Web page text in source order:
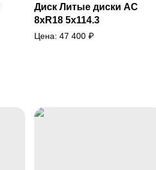
Диск Литые диски AC
8xR18 5x114.3
Цена: 47 400 ₽